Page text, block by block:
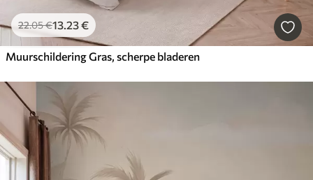
22.05€13 .23€
Muurschildering Gras, scherpe bladeren